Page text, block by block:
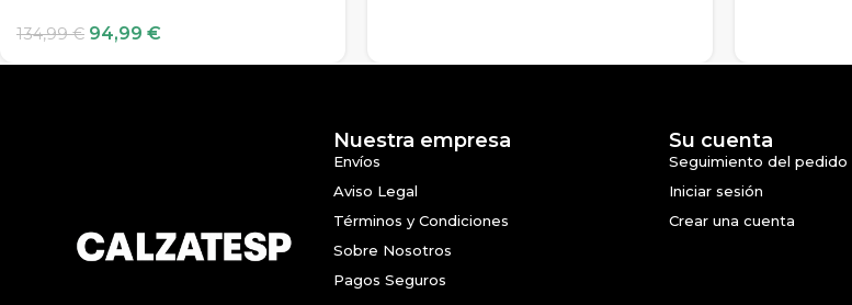
134,99€ 94,99 €
Nuestra empresa
Envíos
Aviso Legal
Términos y Condiciones
Sobre Nosotros
Pagos Seguros
Su cuenta
Seguimiento del pedido
Iniciar sesión
Crear una cuenta